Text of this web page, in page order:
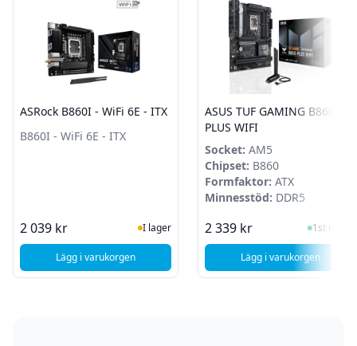
ASRock B860I - WiFi 6E - ITX
B860I - WiFi 6E - ITX
2 039 kr I Lager
I lager
Lägg i varukorgen, ASRock B860I - WiFi 6E - ITX
ASUS TUF GAMING B860-
PLUS WIFI
Socket: AM5
Chipset: B860
Formfaktor: ATX
Minnesstöd: DDR5
2 339 kr I Lager
1st i lager
Lägg i varukorgen
, ASUS TUF